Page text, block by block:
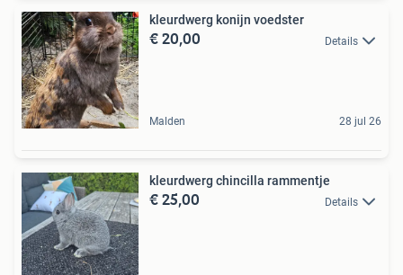
kleurdwerg konijn voedster
€ 20,00 Details
Malden 28 jul 26
kleurdwerg chincilla rammentje
€ 25,00 Details